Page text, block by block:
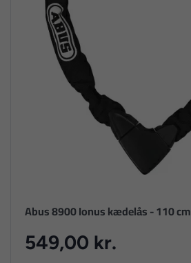
Abus 8900 Ionus kædelås - 110 cm
549,00 kr.